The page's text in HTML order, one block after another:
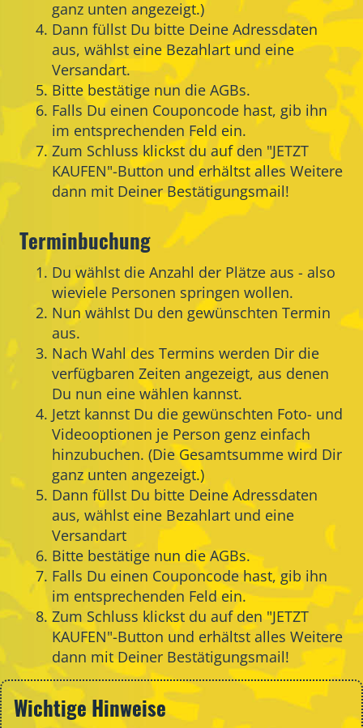
ganz unten angezeigt.)
Dann füllst Du bitte Deine Adressdaten
aus, wählst eine Bezahlart und eine
Versandart.
Bitte bestätige nun die AGBs.
Falls Du einen Couponcode hast, gib ihn
im entsprechenden Feld ein.
Zum Schluss klickst du auf den "JETZT
KAUFEN"-Button und erhältst alles Weitere
dann mit Deiner Bestätigungsmail!
Terminbuchung
Du wählst die Anzahl der Plätze aus - also
wieviele Personen springen wollen.
Nun wählst Du den gewünschten Termin
aus.
Nach Wahl des Termins werden Dir die
verfügbaren Zeiten angezeigt, aus denen
Du nun eine wählen kannst.
Jetzt kannst Du die gewünschten Foto- und
Videooptionen je Person genz einfach
hinzubuchen. (Die Gesamtsumme wird Dir
ganz unten angezeigt.)
Dann füllst Du bitte Deine Adressdaten
aus, wählst eine Bezahlart und eine
Versandart
Bitte bestätige nun die AGBs.
Falls Du einen Couponcode hast, gib ihn
im entsprechenden Feld ein.
Zum Schluss klickst du auf den "JETZT
KAUFEN"-Button und erhältst alles Weitere
dann mit Deiner Bestätigungsmail!
Wichtige Hinweise